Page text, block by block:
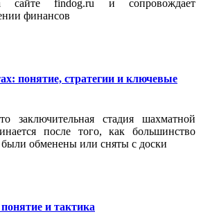
сайте findog.ru и сопровождает
финансов
понятие, стратегии и ключевые
стадия шахматной
после того, как большинство
обменены или сняты с доски
и тактика